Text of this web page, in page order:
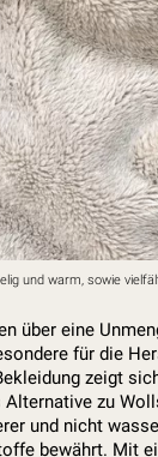
und warm, sowie
über eine
für die
zeigt
zu
und nicht
bewährt. Mit